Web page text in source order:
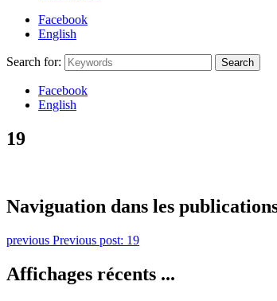
Facebook
English
Search for: Search
Facebook
English
19
Naviguation dans les
previous Previous post: 19
Affichages récents ...